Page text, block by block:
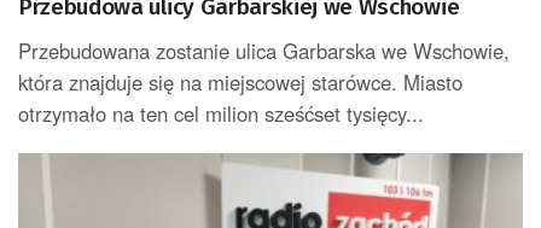
Przebudowa ulicy Garbarskiej we Wschowie
Przebudowana zostanie ulica Garbarska we Wschowie,
która znajduje się na miejscowej starówce. Miasto
otrzymało na ten cel milion sześćset tysięcy...